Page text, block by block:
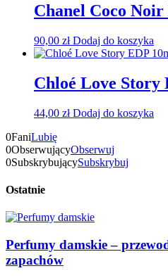
Chanel Coco
90,00 zł Dodaj do koszyka
Chloé Love Story
44,00 zł Dodaj do koszyka
0FaniLubię
0ObserwującyObserwuj
0SubskrybującySubskrybuj
Ostatnie
Perfumy damskie –
zapachów